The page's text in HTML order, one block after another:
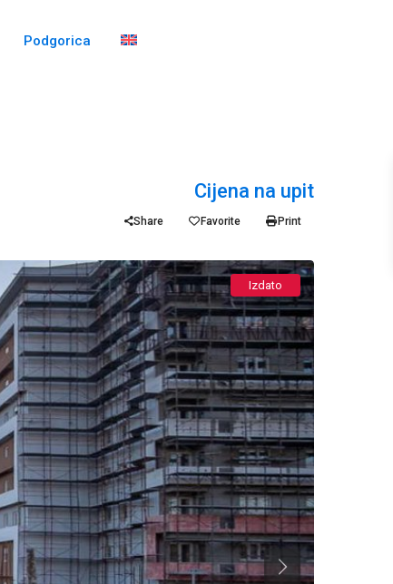
Podgorica
Cijena na upit
Share Favorite Print
Izdato
Previous